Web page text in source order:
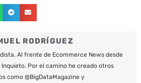
RODRÍGUEZ
Al frente de Ecommerce News desde
Inquieto. Por el camino he creado otros
como @BigDataMagazine y